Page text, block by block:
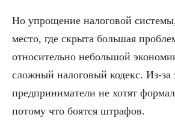
Но упрощение налоговой
место, где скрыта большая
относительно небольшой
сложный налоговый кодекс. Из-за
предприниматели не хотят
потому что боятся штрафов.